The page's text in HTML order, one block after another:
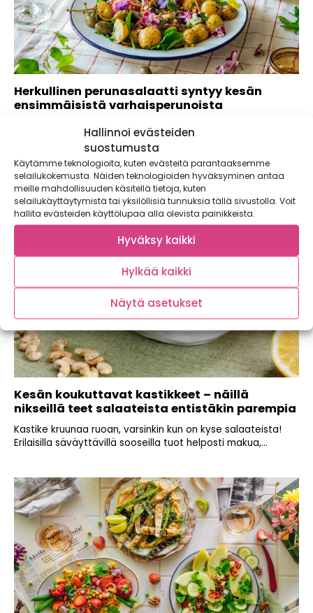
Hallinnoi evästeiden
suostumusta
Käytämme teknologioita, kuten evästeitä parantaaksemme
selailukokemusta. Näiden teknologioiden hyväksyminen antaa
meille mahdollisuuden käsitellä tietoja, kuten
selailukäyttäytymistä tai yksilöllisiä tunnuksia tällä sivustolla. Voit
hallita evästeiden käyttölupaa alla olevista painikkeista.
Hyväksy kaikki
Hylkää kaikki
Näytä asetukset
Herkullinen perunasalaatti syntyy kesän
ensimmäisistä varhaisperunoista
Paahdettuja varhaisperunoita, vihreitä linssejä, tuoreita
yrttejä, kirpeitä kapriksia ja kourakaupalla pinaattia –
alkukesän aineksista...
Kesän koukuttavat kastikkeet – näillä
nikseillä teet salaateista entistäkin parempia
Kastike kruunaa ruoan, varsinkin kun on kyse salaateista!
Erilaisilla säväyttävillä sooseilla tuot helposti makua,...